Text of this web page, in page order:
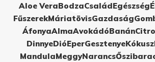
Aloe VeraBodzaCsaládEgészség
FűszerekMáriatövisGazdaság
ÁfonyaAlmaAvokádóBanán
DinnyeDióEperGesztenyeKókusz
MandulaMeggyNarancs